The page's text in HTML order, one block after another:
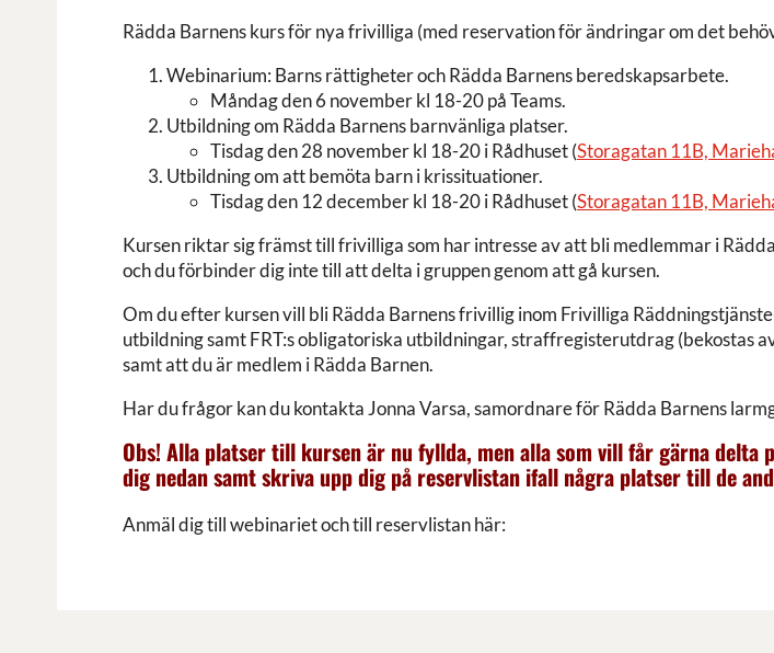
Rädda Barnens kurs för nya frivilliga (med reservation för ändringar om det
Webinarium: Barns rättigheter och Rädda Barnens beredskapsarbete.
Måndag den 6 november kl 18-20 på Teams.
Utbildning om Rädda Barnens barnvänliga platser.
Tisdag den 28 november kl 18-20 i Rådhuset (Storagatan 11B,
Utbildning om att bemöta barn i krissituationer.
Tisdag den 12 december kl 18-20 i Rådhuset (Storagatan 11B,
Kursen riktar sig främst till frivilliga som har intresse av att bli medlemmar i
och du förbinder dig inte till att delta i gruppen genom att gå kursen.
Om du efter kursen vill bli Rädda Barnens frivillig inom Frivilliga
utbildning samt FRT:s obligatoriska utbildningar, straffregisterutdrag (bekostas
samt att du är medlem i Rädda Barnen.
Har du frågor kan du kontakta Jonna Varsa, samordnare för Rädda Barnens
Obs! Alla platser till kursen är nu fyllda, men alla som vill får gärna delta
dig nedan samt skriva upp dig på reservlistan ifall några platser till de
Anmäl dig till webinariet och till reservlistan här: